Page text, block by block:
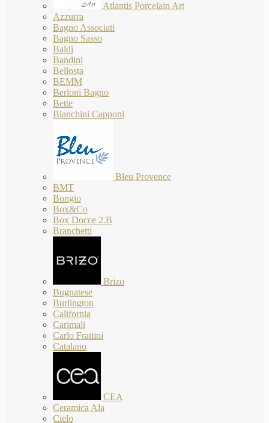
Atlantis Porcelain Art
Azzurra
Bagno Associati
Bagno Sasso
Baldi
Bandini
Bellosta
BEMM
Berloni Bagno
Bette
Bianchini Capponi
Bleu Provence
BMT
Bongio
Box&Co
Box Docce 2.B
Branchetti
Brizo
Bugnatese
Burlington
California
Carimali
Carlo Frattini
Catalano
CEA
Ceramica Ala
Cielo